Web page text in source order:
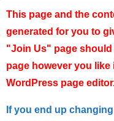
This page and the
generated for you to
"Join Us" page
page however you
WordPress page editor.
If you end up